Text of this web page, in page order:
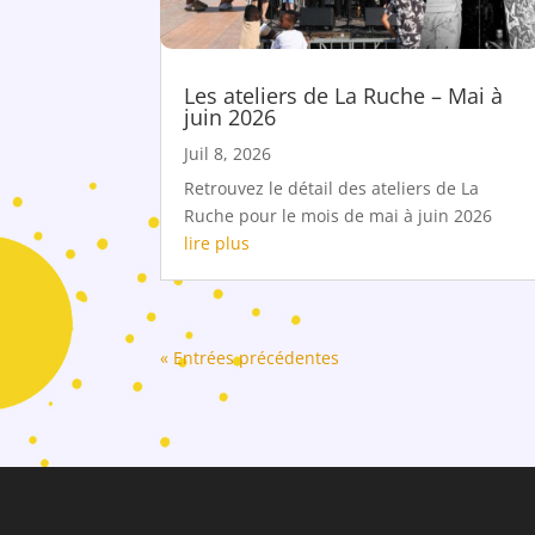
Les ateliers de La Ruche – Mai à
juin 2026
Juil 8, 2026
Retrouvez le détail des ateliers de La
Ruche pour le mois de mai à juin 2026
lire plus
« Entrées précédentes